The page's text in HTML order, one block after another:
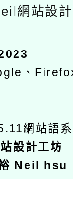
網站設
、
網站語
設計工坊
Neil hsu